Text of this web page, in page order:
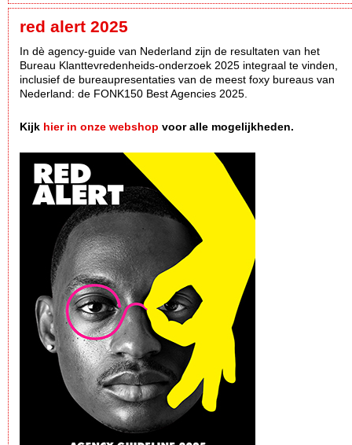
red alert 2025
In dè agency-guide van Nederland zijn de resultaten van het
Bureau Klanttevredenheids-onderzoek 2025 integraal te vinden,
inclusief de bureaupresentaties van de meest foxy bureaus van
Nederland: de FONK150 Best Agencies 2025.
Kijk hier in onze webshop voor alle mogelijkheden.